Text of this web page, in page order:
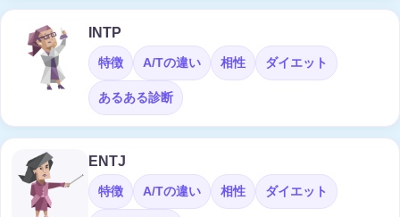
INTP
特徴 A/Tの違い 相性 ダイエット
あるある診断
ENTJ
特徴 A/Tの違い 相性 ダイエット